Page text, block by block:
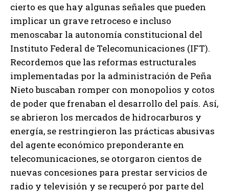
cierto es que hay algunas señales que pueden
implicar un grave retroceso e incluso
menoscabar la autonomía constitucional del
Instituto Federal de Telecomunicaciones (IFT).
Recordemos que las reformas estructurales
implementadas por la administración de Peña
Nieto buscaban romper con monopolios y cotos
de poder que frenaban el desarrollo del país. Así,
se abrieron los mercados de hidrocarburos y
energía, se restringieron las prácticas abusivas
del agente económico preponderante en
telecomunicaciones, se otorgaron cientos de
nuevas concesiones para prestar servicios de
radio y televisión y se recuperó por parte del